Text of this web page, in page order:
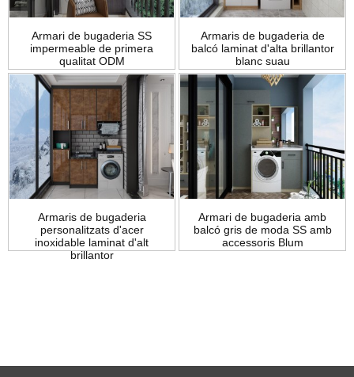
Armari de bugaderia SS
impermeable de primera
qualitat ODM
Armaris de bugaderia de
balcó laminat d'alta brillantor
blanc suau
Armaris de bugaderia
personalitzats d'acer
inoxidable laminat d'alt
brillantor
Armari de bugaderia amb
balcó gris de moda SS amb
accessoris Blum